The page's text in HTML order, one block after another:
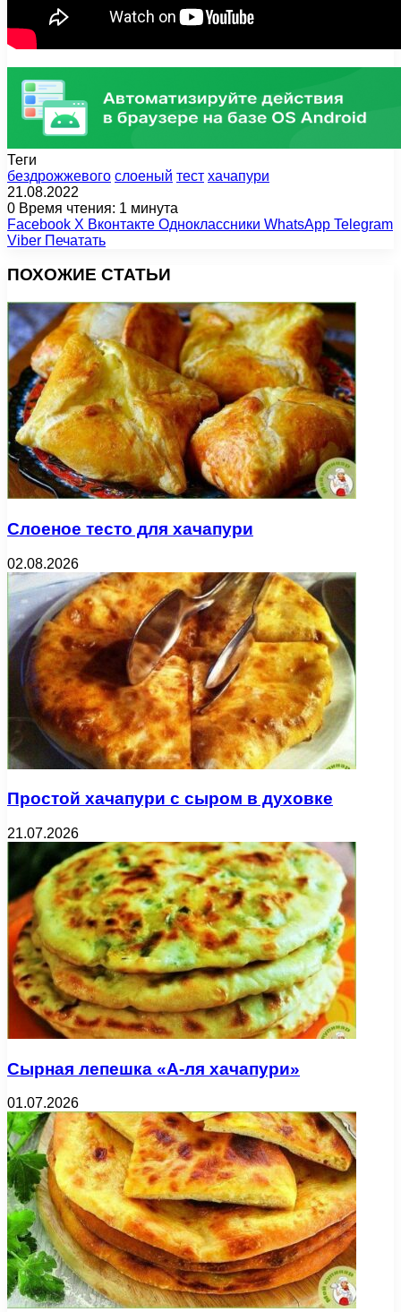
Теги
бездрожжевого слоеный тест хачапури
21.08.2022
0 Время чтения: 1 минута
Facebook X Вконтакте Одноклассники WhatsApp Telegram
Viber Печатать
ПОХОЖИЕ СТАТЬИ
Слоеное тесто для хачапури
02.08.2026
Простой хачапури с сыром в духовке
21.07.2026
Сырная лепешка «А-ля хачапури»
01.07.2026